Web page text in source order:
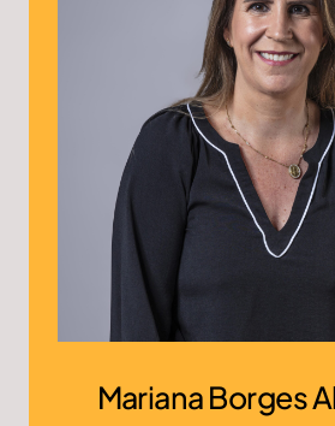
Mariana Borges